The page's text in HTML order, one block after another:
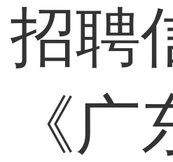
招聘
《